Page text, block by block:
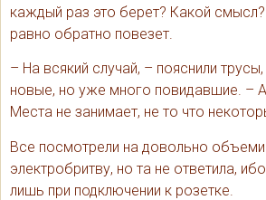
каждый раз это берет? Какой
равно обратно повезет.
– На всякий случай, – пояснили
новые, но уже много повидавшие. – А
Места не занимает, не то что
Все посмотрели на довольно
электробритву, но та не ответила,
лишь при подключении к розетке.